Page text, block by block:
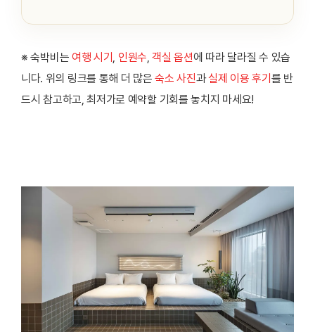
※ 숙박비는 여행 시기 , 인원수, 객실 옵션에 따라 달라질 수 있습
니다. 위의 링크를 통해 더 많은 숙소 사진과실제 이용 후기 를 반
드시 참고하고, 최저가로 예약할 기회를 놓치지 마세요!